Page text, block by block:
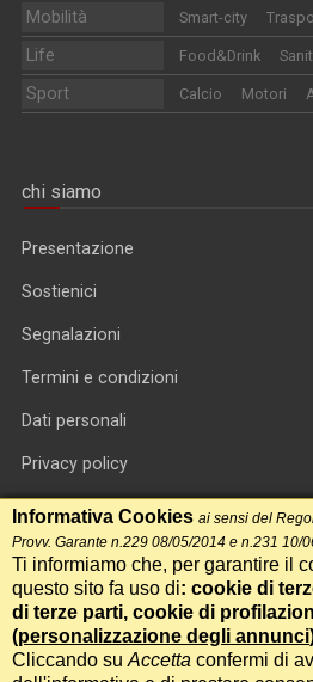
Mobilità Smart-city
Life Food&Drink
Sport Calcio Motori
chi siamo
Presentazione
Sostienici
Segnalazioni
Termini e condizioni
Dati personali
Privacy policy
Informativa cookie
RSS feed
RSS Top News
Contatti
Informativa Cookies ai sensi del
Provv. Garante n.229 08/05/2014 e n.231 10/
Ti informiamo che, per garantire il
questo sito fa uso di: cookie di
di terze parti, cookie di
(personalizzazione degli annunci
Cliccando su Accetta confermi di